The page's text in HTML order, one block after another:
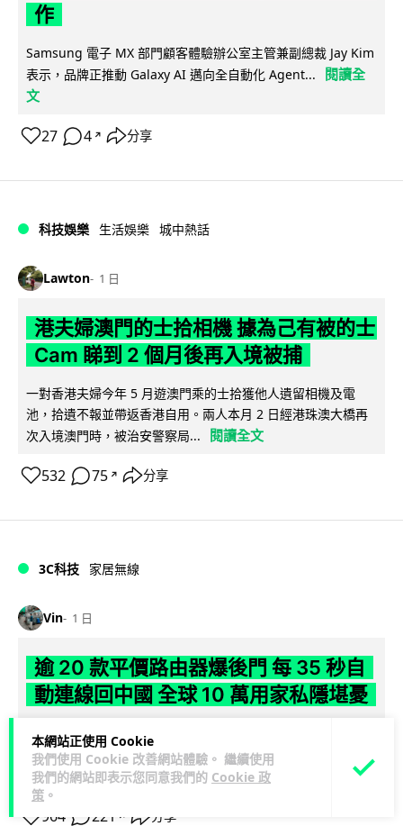
本網站正使用 Cookie
我們使用 Cookie 改善網站體驗。 繼續使用
我們的網站即表示您同意我們的 Cookie 政
策 。
作
Samsung 電子 MX 部門顧客體驗辦公室主管兼副總裁 Jay Kim
表示，品牌正推動 Galaxy AI 邁向全自動化 Agent...
閱讀全
文
27 4 ↗ 分享
科技娛樂 生活娛樂 城中熱話
Lawton 1 日
港夫婦澳門的士拾相機 據為己有被的士
Cam 睇到 2 個月後再入境被捕
一對香港夫婦今年 5 月遊澳門乘的士拾獲他人遺留相機及電
池，拾遺不報並帶返香港自用。兩人本月 2 日經港珠澳大橋再
次入境澳門時，被治安警察局...
閱讀全文
532 75 ↗ 分享
3C科技 家居無線
Vin 1 日
逾 20 款平價路由器爆後門 每 35 秒自
動連線回中國 全球 10 萬用家私隱堪憂
網絡安全公司 VulnCheck 揭發中國智博通電子（Zbtlink）生產
的 20 多款路由器內置後門程式「Endlessdoors」（無盡...
讀全文
964 221 ↗ 分享